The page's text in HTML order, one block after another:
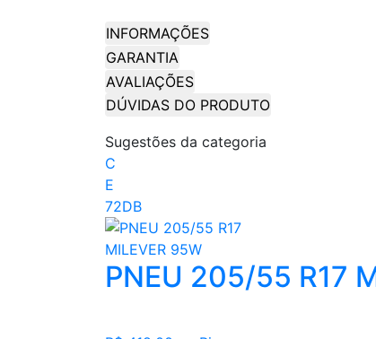
INFORMAÇÕES
GARANTIA
AVALIAÇÕES
DÚVIDAS DO PRODUTO
Sugestões da categoria
C
E
72DB
PNEU 205/55 R17